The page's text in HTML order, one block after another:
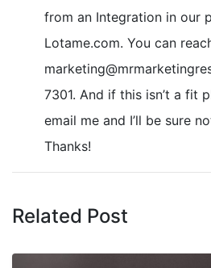
from an Integration in our
Lotame.com. You can
7301. And if this isn’t a fit
email me and I’ll be sure
Thanks!
Related Post